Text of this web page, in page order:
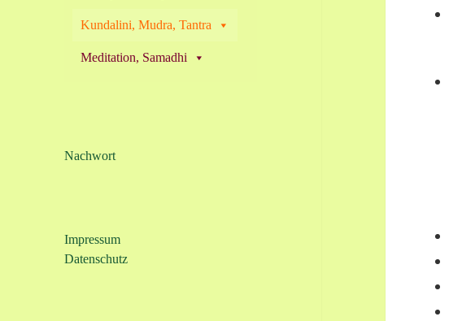
Kundalini, Mudra, Tantra
Meditation, Samadhi
Nachwort
Impressum
Datenschutz